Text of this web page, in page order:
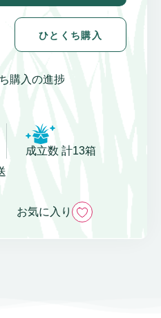
ひとくち購入
購入の進捗
成立数 計13箱
お気に入り